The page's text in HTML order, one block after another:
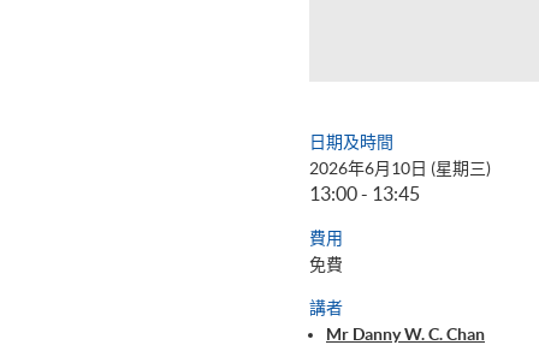
日期及時間
2026年6月10日 (星期三)
13:00 - 13:45
費用
免費
講者
Mr Danny W. C. Chan